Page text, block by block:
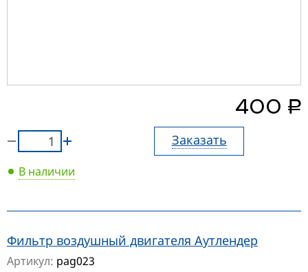
400 руб.
Заказать
В наличии
Фильтр воздушный двигателя Аутлендер
Артикул: pag023